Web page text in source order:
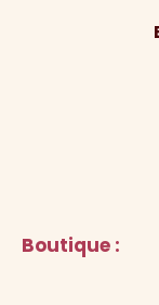
Boutique :